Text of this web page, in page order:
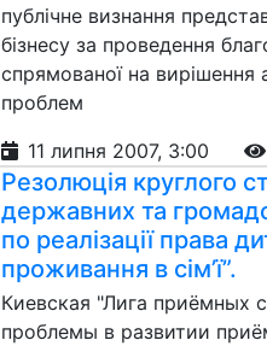
публічне визнання
бізнесу за проведення
спрямованої на вирішення
проблем
11 липня 2007, 3:00
Резолюція круглого
державних та
по реалізації права
проживання в сім’ї”.
Киевская "Лига приёмных
проблемы в развитии